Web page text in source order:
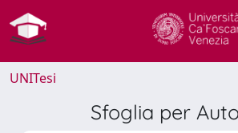
UNITesi
Sfoglia per